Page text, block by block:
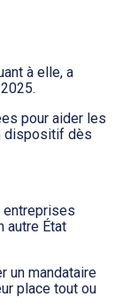
à elle, a
pour aider les
dispositif dès
entreprises
autre État
un mandataire
place tout ou